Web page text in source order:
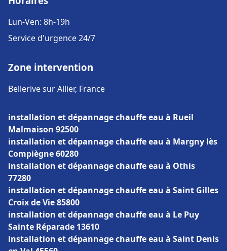
Lun-Ven: 8h-19h
Service d'urgence 24/7
Zone intervention
Bellerive sur Allier, France
installation et dépannage chauffe eau à Rueil
Malmaison 92500
installation et dépannage chauffe eau à Margny lès
Compiègne 60280
installation et dépannage chauffe eau à Othis
77280
installation et dépannage chauffe eau à Saint Gilles
Croix de Vie 85800
installation et dépannage chauffe eau à Le Puy
Sainte Réparade 13610
installation et dépannage chauffe eau à Saint Denis